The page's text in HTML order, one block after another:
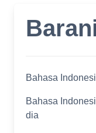
Bahasa
Bahasa
dia